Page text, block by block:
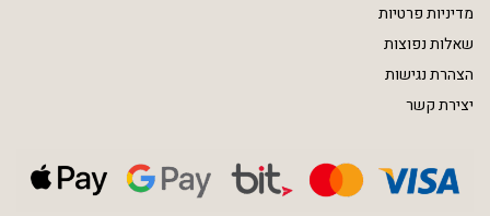
מדיניות פרטיות
שאלות נפוצות
הצהרת נגישות
יצירת קשר